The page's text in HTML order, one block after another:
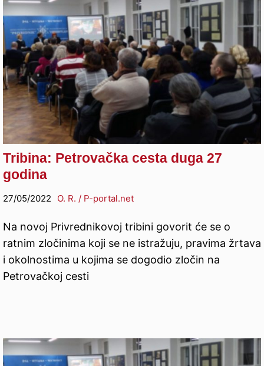
Tribina: Petrovačka cesta duga 27
godina
27/05/2022 O. R. / P-portal.net
Na novoj Privrednikovoj tribini govorit će se o
ratnim zločinima koji se ne istražuju, pravima žrtava
i okolnostima u kojima se dogodio zločin na
Petrovačkoj cesti